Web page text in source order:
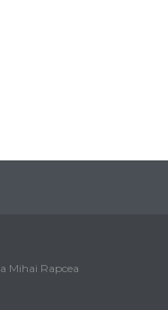
Mihai Rapcea